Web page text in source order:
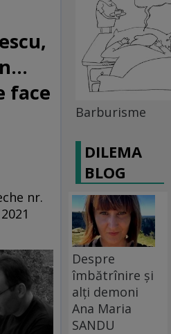
face
nr.
Barburisme
DILEMA
BLOG
Despre
îmbătrînire și
alți demoni
Ana Maria
SANDU